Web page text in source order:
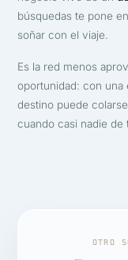
búsquedas te pone
soñar con el viaje.
Es la red menos
oportunidad: con una
destino puede
cuando casi nadie de
OTRO